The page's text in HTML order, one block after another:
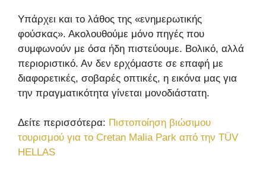
Υπάρχει και το λάθος της «ενημερωτικής
φούσκας». Ακολουθούμε μόνο πηγές που
συμφωνούν με όσα ήδη πιστεύουμε. Βολικό, αλλά
περιοριστικό. Αν δεν ερχόμαστε σε επαφή με
διαφορετικές, σοβαρές οπτικές, η εικόνα μας για
την πραγματικότητα γίνεται μονοδιάστατη.
Δείτε περισσότερα: Πιστοποίηση βιώσιμου
τουρισμού για το Cretan Malia Park από την TÜV
HELLAS